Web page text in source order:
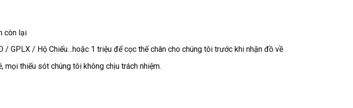
còn lại
GPLX / Hộ Chiếu…hoặc 1 triệu để cọc thế chân cho chúng tôi trước khi nhận đồ về
thiếu sót chúng tôi không chịu trách nhiệm.